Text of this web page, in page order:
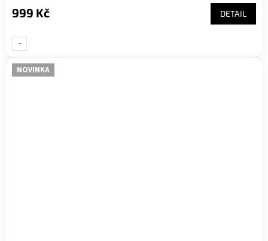
999 Kč DETAIL
-
UNI-
NOVINKA